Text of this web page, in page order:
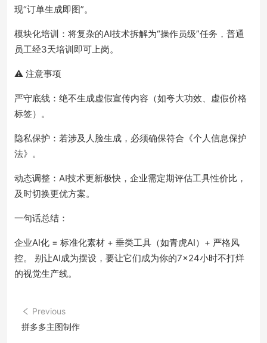
现“订单生成即图”。
模块化培训：将复杂的AI技术拆解为“操作员级”任务，普通
员工经3天培训即可上岗。
⚠️ 注意事项
严守底线：绝不生成虚假宣传内容（如夸大功效、虚假价格
标签）。
隐私保护：若涉及人脸生成，必须确保符合《个人信息保护
法》。
动态调整：AI技术更新极快，企业需定期评估工具性价比，
及时切换更优方案。
一句话总结：
企业AI化 = 标准化素材 + 垂类工具（如青虎AI）+ 严格风
控。 别让AI成为摆设，要让它们成为你的7×24小时不打烊
的视觉生产线。
Previous
拼多多主图制作